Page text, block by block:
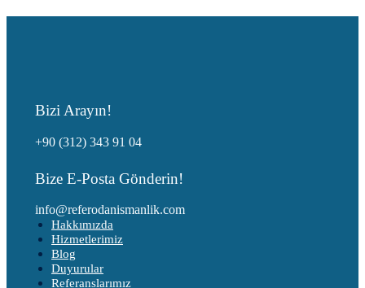
Bizi Arayın!
+90 (312) 343 91 04
Bize E-Posta Gönderin!
info@referodanismanlik.com
Hakkımızda
Hizmetlerimiz
Blog
Duyurular
Referanslarımız